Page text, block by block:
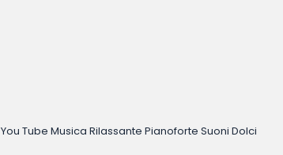
You Tube Musica Rilassante Pianoforte Suoni Dolci